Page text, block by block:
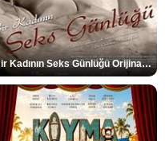
Bir Kadının Seks Günlüğü Orijinal Fragman